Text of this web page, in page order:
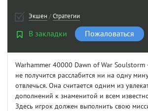
Экшен /Стратегии
В закладки Пожаловаться
Warhammer 40000 Dawn of War Soulstorm
не получится расслабится ни на одну
отвлечься. Она считается одним из
дополнений к знаменитой и всем
Здесь игрок должен выполнить свою